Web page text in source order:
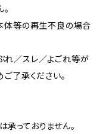
体等の再生不良の場合
れ／スレ／よごれ等が
了承ください。
っておりません。